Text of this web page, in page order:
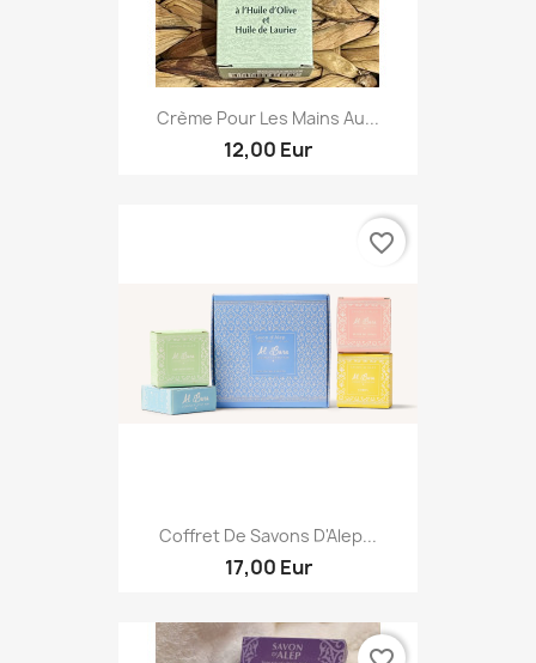
Crème Pour Les Mains Au...
12,00 Eur
Coffret De Savons D'Alep...
17,00 Eur
favorite_border